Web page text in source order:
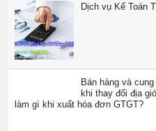
Dịch vụ Kế Toán
Bán hàng và
khi thay đổi địa
làm gì khi xuất hóa đơn GTGT?